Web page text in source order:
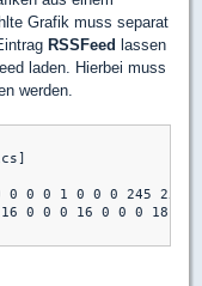
Grafik muss separat
RSSFeed lassen
laden. Hierbei muss
werden.
0 0 0 1 0 0 0 245
0 0 0 16 0 0 0 18 0